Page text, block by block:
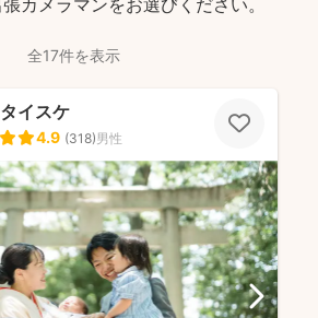
全17件を表示
イスケ
4.9 (318)男性